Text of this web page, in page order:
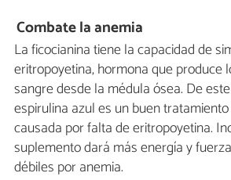
Combate la anemia
La ficocianina tiene la capacidad de
eritropoyetina, hormona que produce
sangre desde la médula ósea. De
espirulina azul es un buen
causada por falta de eritropoyetina.
suplemento dará más energía y
débiles por anemia.